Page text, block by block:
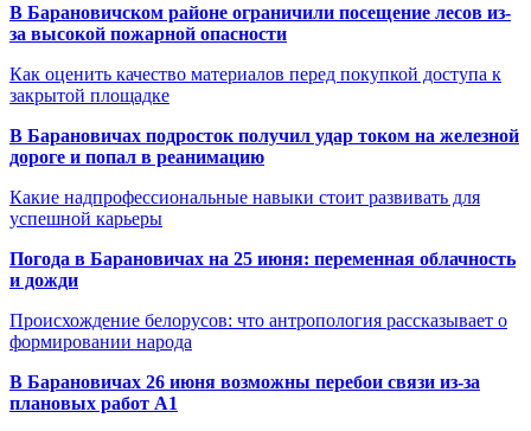
В Барановичском районе ограничили посещение лесов из-
за высокой пожарной опасности
Как оценить качество материалов перед покупкой доступа к
закрытой площадке
В Барановичах подросток получил удар током на железной
дороге и попал в реанимацию
Какие надпрофессиональные навыки стоит развивать для
успешной карьеры
Погода в Барановичах на 25 июня: переменная облачность
и дожди
Происхождение белорусов: что антропология рассказывает о
формировании народа
В Барановичах 26 июня возможны перебои связи из-за
плановых работ A1